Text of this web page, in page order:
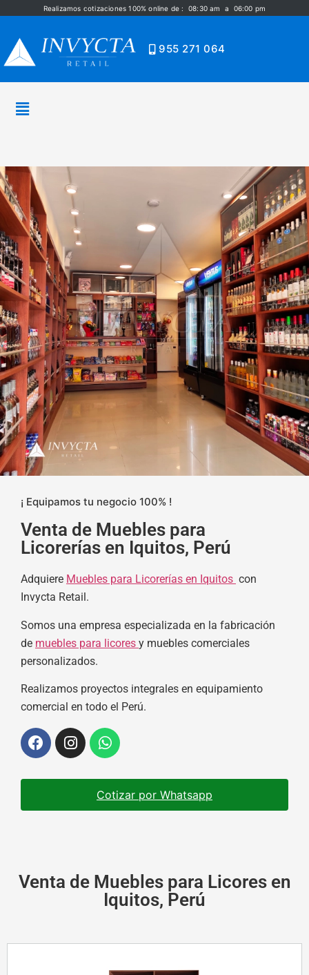
Realizamos cotizaciones 100% online de : 08:30 am a 06:00 pm
955 271 064
¡ Equipamos tu negocio 100% !
Venta de Muebles para
Licorerías en Iquitos, Perú
Adquiere Muebles para Licorerías en Iquitos con
Invycta Retail.
Somos una empresa especializada en la fabricación
de muebles para licores y muebles comerciales
personalizados.
Realizamos proyectos integrales en equipamiento
comercial en todo el Perú.
Cotizar por Whatsapp
Venta de Muebles para Licores en
Iquitos, Perú